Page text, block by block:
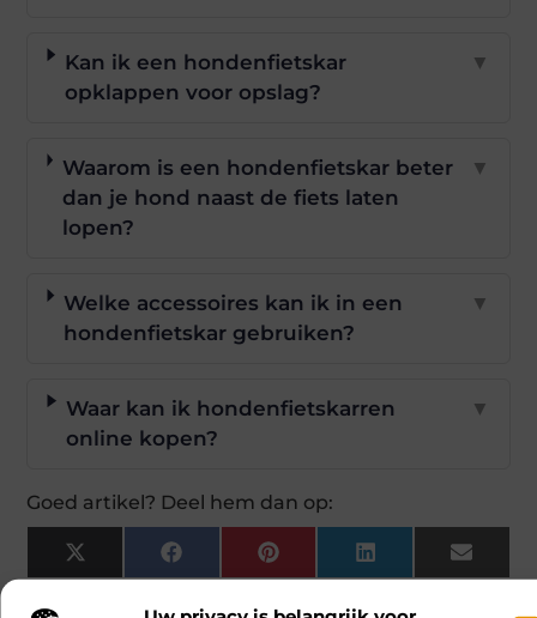
Kan ik een hondenfietskar
opklappen voor opslag?
▼
Waarom is een hondenfietskar beter
dan je hond naast de fiets laten
lopen?
▼
Welke accessoires kan ik in een
hondenfietskar gebruiken?
▼
Waar kan ik hondenfietskarren
online kopen?
▼
Goed artikel? Deel hem dan op:
X
(Twitter)
FacebookPinterestLinkedInEmail